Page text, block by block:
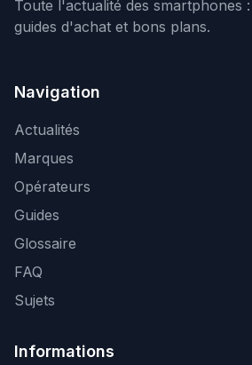
Toute l'actualité des smartphones
guides d'achat et bons plans.
Navigation
Actualités
Marques
Opérateurs
Guides
Glossaire
FAQ
Sujets
Informations